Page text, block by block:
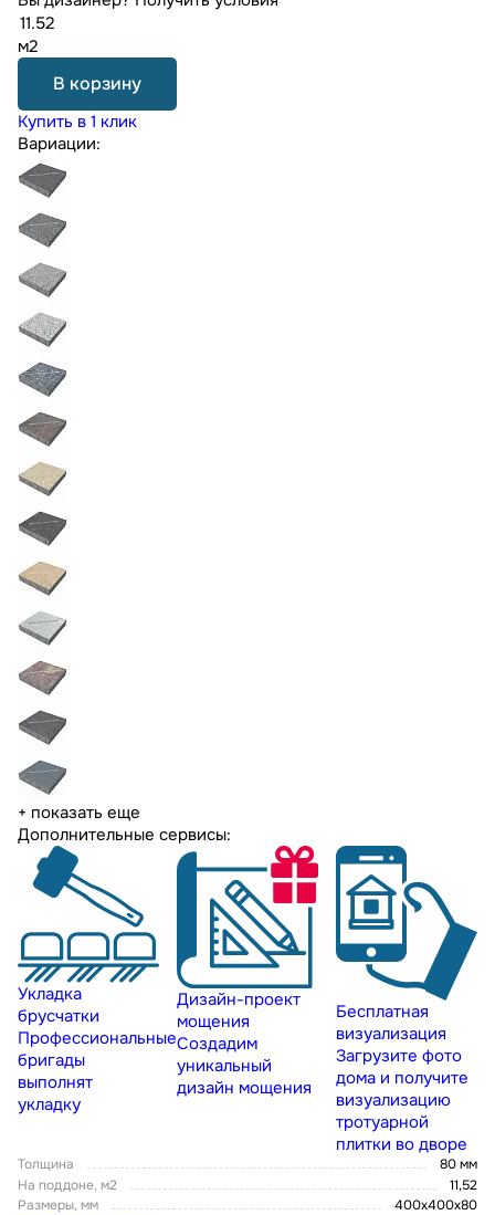
м2
В корзину
Купить в 1 клик
Вариации:
+ показать еще
Дополнительные сервисы:
Укладка
брусчатки
Профессиональные
бригады
выполнят
укладку
Дизайн-проект
мощения
Создадим
уникальный
дизайн мощения
Бесплатная
визуализация
Загрузите фото
дома и получите
визуализацию
тротуарной
плитки во дворе
Толщина
80 мм
На поддоне, м2
11,52
Размеры, мм
400х400х80